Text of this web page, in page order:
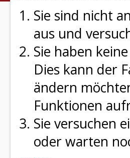
Sie sind nicht
aus und
Sie haben
Dies kann der
ändern
Funktionen
Sie versuchen
oder warten